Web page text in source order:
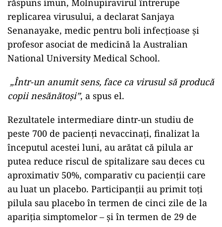
răspuns imun, Molnupiravirul întrerupe
replicarea virusului, a declarat Sanjaya
Senanayake, medic pentru boli infecțioase și
profesor asociat de medicină la Australian
National University Medical School.
„Într-un anumit sens, face ca virusul să producă
copii nesănătoși”, a spus el.
Rezultatele intermediare dintr-un studiu de
peste 700 de pacienți nevaccinați, finalizat la
începutul acestei luni, au arătat că pilula ar
putea reduce riscul de spitalizare sau deces cu
aproximativ 50%, comparativ cu pacienții care
au luat un placebo. Participanții au primit toți
pilula sau placebo în termen de cinci zile de la
apariția simptomelor – și în termen de 29 de